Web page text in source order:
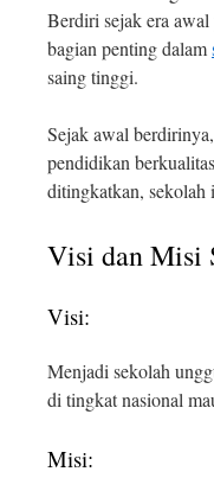
Berdiri sejak era
bagian penting dalam
saing tinggi.
Sejak awal
pendidikan
ditingkatkan, sekolah
Visi dan Misi
Visi:
Menjadi sekolah
di tingkat nasional
Misi: